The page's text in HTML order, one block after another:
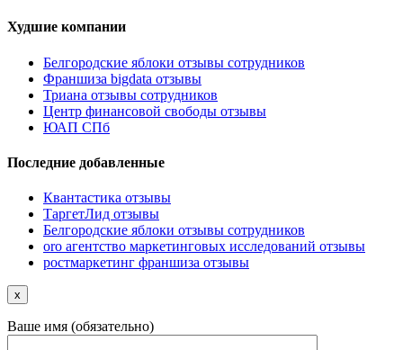
Худшие компании
Белгородские яблоки отзывы сотрудников
Франшиза bigdata отзывы
Триана отзывы сотрудников
Центр финансовой свободы отзывы
ЮАП СПб
Последние добавленные
Квантастика отзывы
ТаргетЛид отзывы
Белгородские яблоки отзывы сотрудников
oro агентство маркетинговых исследований отзывы
ростмаркетинг франшиза отзывы
x
Ваше имя (обязательно)